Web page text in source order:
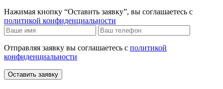
Нажимая кнопку “Оставить заявку”, вы соглашаетесь с
политикой конфиденциальности
Отправляя заявку вы соглашаетесь с политикой
конфиденциальности
Оставить заявку